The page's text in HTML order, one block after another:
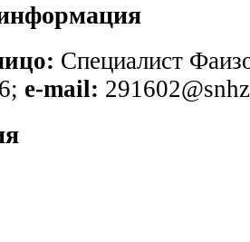
Специалист
e-mail: